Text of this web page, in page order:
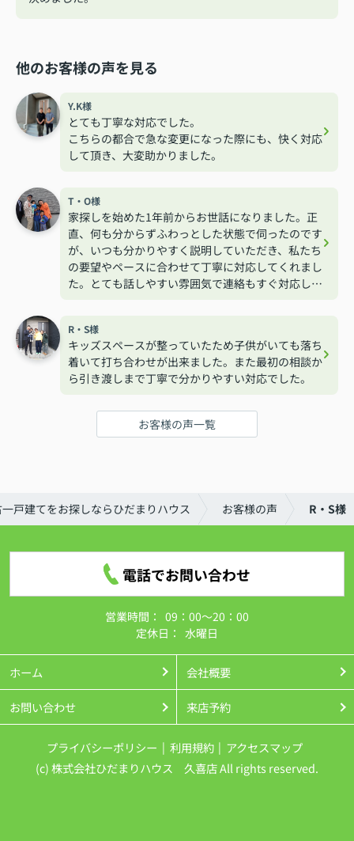
他のお客様の声を見る
Y.K様
とても丁寧な対応でした。
こちらの都合で急な変更になった際にも、快く対応
して頂き、大変助かりました。
T・O様
家探しを始めた1年前からお世話になりました。正
直、何も分からずふわっとした状態で伺ったのです
が、いつも分かりやすく説明していただき、私たち
の要望やペースに合わせて丁寧に対応してくれまし
た。とても話しやすい雰囲気で連絡もすぐ対応して
R・S様
キッズスペースが整っていたため子供がいても落ち
着いて打ち合わせが出来ました。また最初の相談か
ら引き渡しまで丁寧で分かりやすい対応でした。
お客様の声一覧
戸建てをお探しならひだまりハウス お客様の声 R・S様
電話でお問い合わせ
営業時間： 09：00～20：00
定休日： 水曜日
ホーム 会社概要
お問い合わせ 来店予約
プライバシーポリシー 利用規約
アクセスマップ
(c) 株式会社ひだまりハウス 久喜店 All rights reserved.